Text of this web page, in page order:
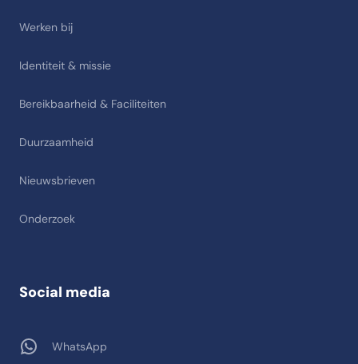
Werken bij
Identiteit & missie
Bereikbaarheid & Faciliteiten
Duurzaamheid
Nieuwsbrieven
Onderzoek
Social media
WhatsApp